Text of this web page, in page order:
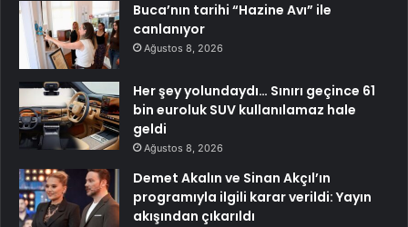
Buca’nın tarihi “Hazine Avı” ile
canlanıyor
Ağustos 8, 2026
Her şey yolundaydı… Sınırı geçince 61
bin euroluk SUV kullanılamaz hale
geldi
Ağustos 8, 2026
Demet Akalın ve Sinan Akçıl’ın
programıyla ilgili karar verildi: Yayın
akışından çıkarıldı